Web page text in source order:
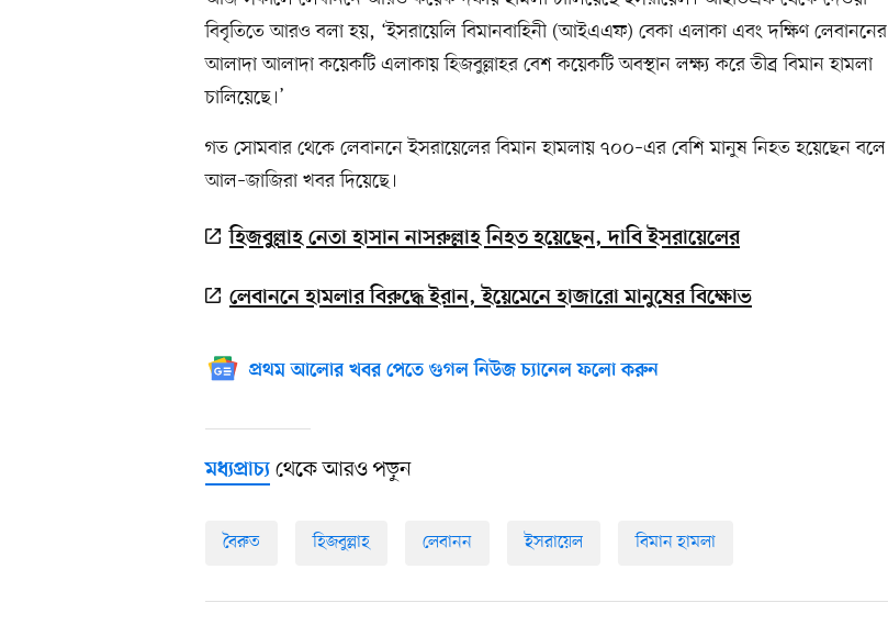
বিবৃতিতে আরও বলা হয়, ‘ইসরায়েলি বিমানবাহিনী (আইএএফ) বেকা এলাকা এবং দক্ষিণ লেবাননের
আলাদা আলাদা কয়েকটি এলাকায় হিজবুল্লাহর বেশ কয়েকটি অবস্থান লক্ষ্য করে তীব্র বিমান হামলা
চালিয়েছে।’
গত সোমবার থেকে লেবাননে ইসরায়েলের বিমান হামলায় ৭০০–এর বেশি মানুষ নিহত হয়েছেন বলে
আল–জাজিরা খবর দিয়েছে।
হিজবুল্লাহ নেতা হাসান নাসরুল্লাহ নিহত হয়েছেন, দাবি ইসরায়েলের
লেবাননে হামলার বিরুদ্ধে ইরান, ইয়েমেনে হাজারো মানুষের বিক্ষোভ
প্রথম আলোর খবর পেতে গুগল নিউজ চ্যানেল ফলো করুন
মধ্যপ্রাচ্য থেকে আরও পড়ুন
বৈরুত হিজবুল্লাহ লেবানন ইসরায়েল বিমান হামলা